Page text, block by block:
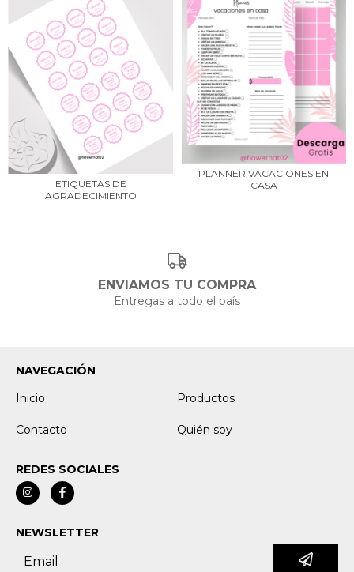
ETIQUETAS DE
AGRADECIMIENTO
PLANNER VACACIONES EN
CASA
ENVIAMOS TU COMPRA
Entregas a todo el país
NAVEGACIÓN
Inicio
Productos
Contacto Quién soy
REDES SOCIALES
NEWSLETTER